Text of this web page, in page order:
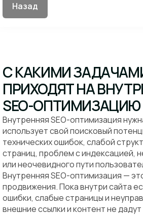
Назад
С КАКИМИ
ПРИХОДЯТ НА
SEO-
Внутренняя SEO-оптимизация
использует свой поисковый
технических ошибок, слабой
страниц, проблем с индексацией,
или неочевидного пути
Внутренняя SEO-оптимизация —
продвижения. Пока внутри сайта
ошибки, слабые страницы и
внешние ссылки и контент не